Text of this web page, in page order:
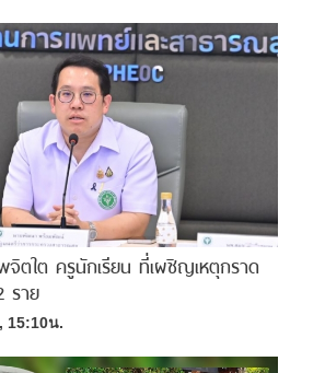
จิตใต ครูนักเรียน ที่เผชิญเหตุกราด
ราย
15:10น.